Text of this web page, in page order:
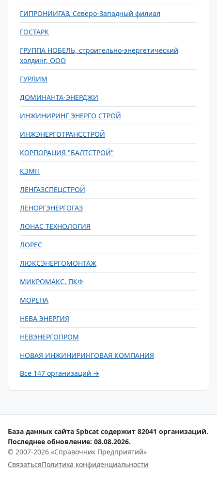
ГИПРОНИИГАЗ, Северо-Западный филиал
ГОСТАРК
ГРУППА НОБЕЛЬ, строительно-энергетический
холдинг, ООО
ГУРЛИМ
ДОМИНАНТА-ЭНЕРДЖИ
ИНЖИНИРИНГ ЭНЕРГО СТРОЙ
ИНЖЭНЕРГОТРАНССТРОЙ
КОРПОРАЦИЯ "БАЛТСТРОЙ"
КЭМП
ЛЕНГАЗСПЕЦСТРОЙ
ЛЕНОРГЭНЕРГОГАЗ
ЛОНАС ТЕХНОЛОГИЯ
ЛОРЕС
ЛЮКСЭНЕРГОМОНТАЖ
МИКРОМАКС, ПКФ
МОРЕНА
НЕВА ЭНЕРГИЯ
НЕВЭНЕРГОПРОМ
НОВАЯ ИНЖИНИРИНГОВАЯ КОМПАНИЯ
Все 147 организаций →
База данных сайта Spbcat содержит 82041 организаций.
Последнее обновление: 08.08.2026.
© 2007-2026 «Справочник Предприятий»
СвязатьсяПолитика конфиденциальности